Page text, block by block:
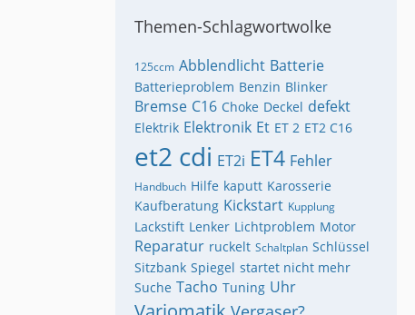
Themen-Schlagwortwolke
125ccm Abblendlicht Batterie
Batterieproblem Benzin Blinker
Bremse C16 Choke Deckel defekt
Elektrik Elektronik Et ET 2 ET2 C16
et2 cdi ET2i ET4 Fehler
Handbuch Hilfe kaputt Karosserie
Kaufberatung Kickstart Kupplung
Lackstift Lenker Lichtproblem Motor
Reparatur ruckelt Schaltplan Schlüssel
Sitzbank Spiegel startet nicht mehr
Suche Tacho Tuning Uhr